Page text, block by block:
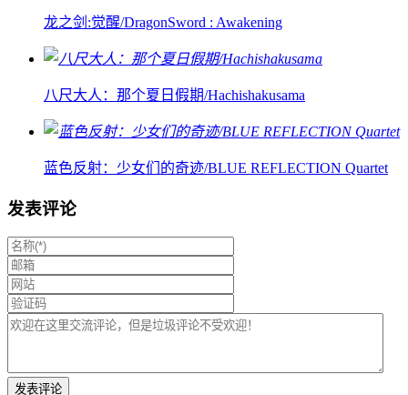
龙之剑:觉醒/DragonSword : Awakening
八尺大人：那个夏日假期/Hachishakusama
蓝色反射：少女们的奇迹/BLUE REFLECTION Quartet
发表评论